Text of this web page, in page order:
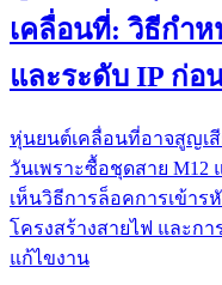
เคลื่อนที่: วิธีกำ
และระดับ IP ก่อ
หุ่นยนต์เคลื่อนที่อาจสูญเสี
วันเพราะซื้อชุดสาย
เห็นวิธีการล็อคการเข้าร
โครงสร้างสายไฟ และก
แก้ไขงาน